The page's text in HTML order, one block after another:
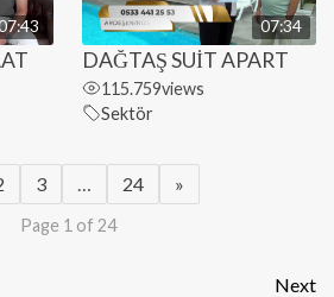
07:34
DAĞTAŞ SUİT APART
115.759views
Sektör
3 24 »
Page 1 of 24
Next